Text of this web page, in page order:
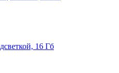
16 Гб